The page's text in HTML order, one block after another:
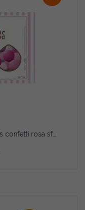
Les Noisettes Sfumate Rosa Maxtris confetti rosa sfumati 1 Kg